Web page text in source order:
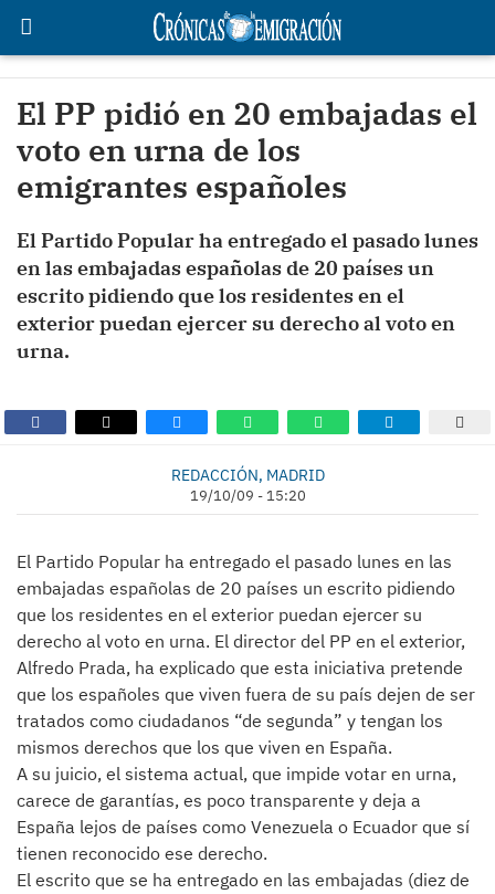
El PP pidió en 20 embajadas el
voto en urna de los
emigrantes españoles
El Partido Popular ha entregado el pasado lunes
en las embajadas españolas de 20 países un
escrito pidiendo que los residentes en el
exterior puedan ejercer su derecho al voto en
urna.
REDACCIÓN, MADRID
19/10/09 - 15:20
El Partido Popular ha entregado el pasado lunes en las
embajadas españolas de 20 países un escrito pidiendo
que los residentes en el exterior puedan ejercer su
derecho al voto en urna. El director del PP en el exterior,
Alfredo Prada, ha explicado que esta iniciativa pretende
que los españoles que viven fuera de su país dejen de ser
tratados como ciudadanos “de segunda” y tengan los
mismos derechos que los que viven en España.
A su juicio, el sistema actual, que impide votar en urna,
carece de garantías, es poco transparente y deja a
España lejos de países como Venezuela o Ecuador que sí
tienen reconocido ese derecho.
El escrito que se ha entregado en las embajadas (diez de